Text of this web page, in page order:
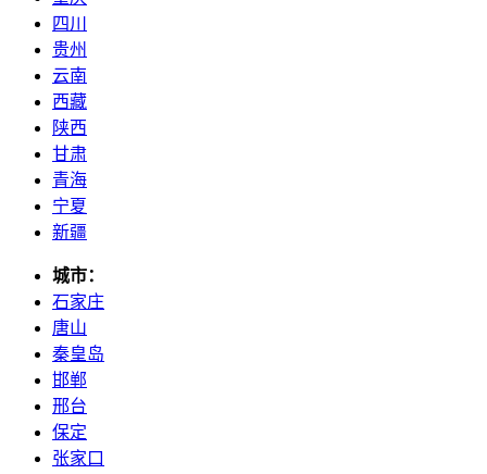
四川
贵州
云南
西藏
陕西
甘肃
青海
宁夏
新疆
城市：
石家庄
唐山
秦皇岛
邯郸
邢台
保定
张家口